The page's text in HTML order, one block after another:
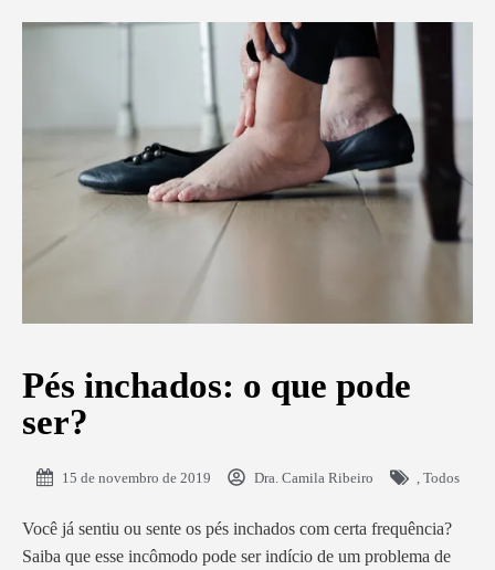
Pés inchados: o que pode
ser?
15 de novembro de 2019 Dra. Camila Ribeiro Todos
Você já sentiu ou sente os pés inchados com certa frequência?
Saiba que esse incômodo pode ser indício de um problema de